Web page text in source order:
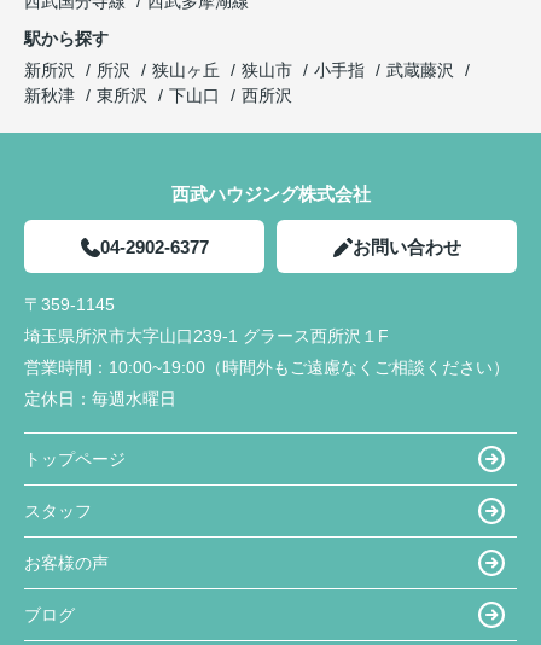
駅から探す
新所沢
所沢 狭山ヶ丘 狭山市 小手指
武蔵藤沢
新秋津
東所沢 下山口 西所沢
西武ハウジング株式会社
04-2902-6377 お問い合わせ
〒359-1145
埼玉県所沢市大字山口239-1 グラース西所沢１F
営業時間： 10:00~19:00（時間外もご遠慮なくご相談ください）
定休日： 毎週水曜日
トップページ
スタッフ
お客様の声
ブログ